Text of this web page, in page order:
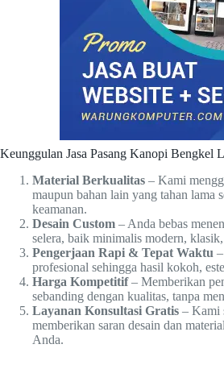
Keunggulan Jasa Pasang Kanopi Bengkel
Material Berkualitas – Kami
maupun bahan lain yang tahan lama
keamanan.
Desain Custom – Anda bebas
selera, baik minimalis modern,
Pengerjaan Rapi & Tepat Waktu
profesional sehingga hasil kokoh,
Harga Kompetitif– Memberikan
sebanding dengan kualitas, tanpa
Layanan Konsultasi Gratis – Kami
memberikan saran desain dan
Anda.